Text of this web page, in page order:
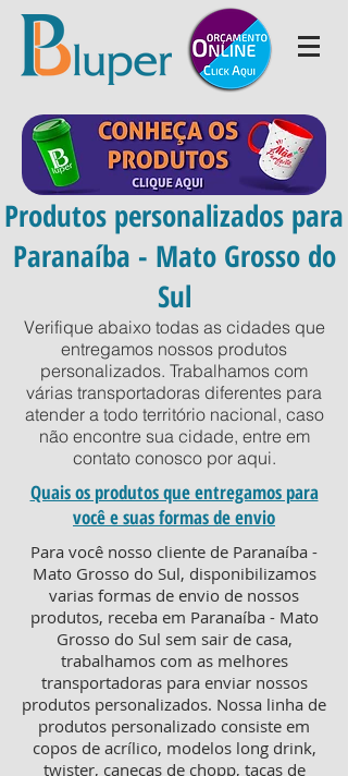
Produtos personalizados para
Paranaíba - Mato Grosso do
Sul
Verifique abaixo todas as cidades que
entregamos nossos produtos
personalizados. Trabalhamos com
várias transportadoras diferentes para
atender a todo território nacional, caso
não encontre sua cidade, entre em
contato conosco por aqui.
Para você nosso cliente de Paranaíba -
Mato Grosso do Sul, disponibilizamos
varias formas de envio de nossos
produtos, receba em Paranaíba - Mato
Grosso do Sul sem sair de casa,
trabalhamos com as melhores
transportadoras para enviar nossos
produtos personalizados. Nossa linha de
produtos personalizado consiste em
copos de acrílico, modelos long drink,
twister, canecas de chopp, taças de
Quais os produtos que entregamos para
você e suas formas de envio